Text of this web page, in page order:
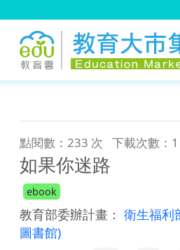
點閱數：233 次 下載次數：
如果你迷路
ebook
教育部委辦計畫： 衛生福利
圖書館)